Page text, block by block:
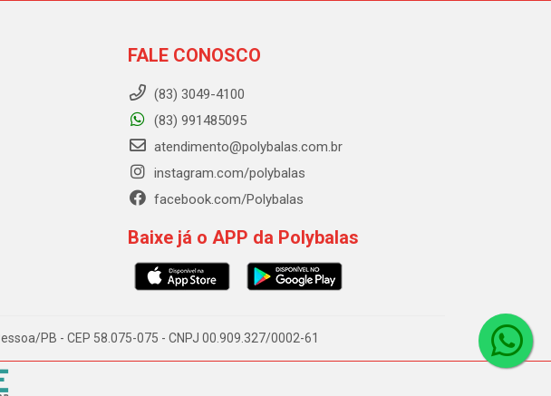
FALE CONOSCO
(83) 3049-4100
(83) 991485095
atendimento@polybalas.com.br
instagram.com/polybalas
facebook.com/Polybalas
Baixe já o APP da Polybalas
PB - CEP 58.075-075 - CNPJ 00.909.327/0002-61